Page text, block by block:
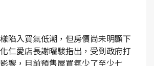
陷入買氣低潮，但房價尚未明顯下
仁愛店長謝曜駿指出，受到政府打
響，目前預售屋買氣少了至少七